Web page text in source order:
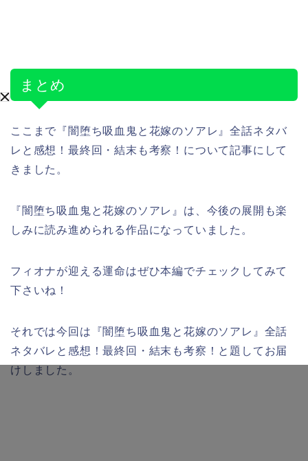
まとめ
ここまで『闇堕ち吸血鬼と花嫁のソアレ』全話ネタバ
レと感想！最終回・結末も考察！について記事にして
きました。
『闇堕ち吸血鬼と花嫁のソアレ』は、今後の展開も楽
しみに読み進められる作品になっていました。
フィオナが迎える運命はぜひ本編でチェックしてみて
下さいね！
それでは今回は『闇堕ち吸血鬼と花嫁のソアレ』全話
ネタバレと感想！最終回・結末も考察！と題してお届
けしました。